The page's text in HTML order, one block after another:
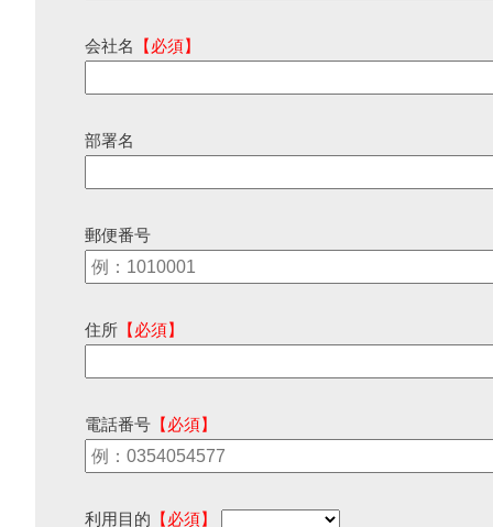
会社名 【必須】
部署名
郵便番号
住所 【必須】
電話番号 【必須】
利用目的 【必須】